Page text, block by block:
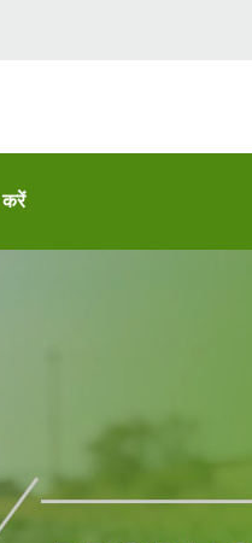
करें